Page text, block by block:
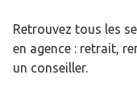
Retrouvez tous les
en agence : retrait,
un conseiller.